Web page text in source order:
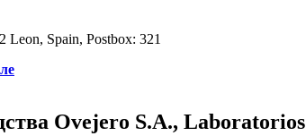
Leon, Spain, Postbox: 321
Ovejero S.A., Laboratorios